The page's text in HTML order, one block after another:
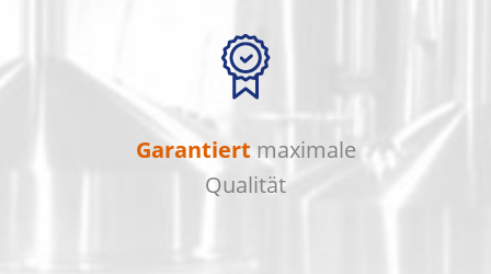
Garantiert maximale
Qualität